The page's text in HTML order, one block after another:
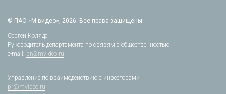
© ПАО «М.видео», 2026. Все права защищены.
Сергей Коляда
Руководитель департамента по связям с общественностью
e-mail: pr@mvideo.ru
Управление по взаимодействию с инвесторами
pr@mvideo.ru